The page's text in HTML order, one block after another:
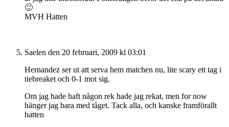
🙂
MVH Hatten
Saelen den 20 februari, 2009 kl 03:01
Hernandez ser ut att serva hem matchen nu, lite scary ett tag i
tiebreaket och 0-1 mot sig.
Om jag hade haft någon rek hade jag rekat, men for now
hänger jag bara med tåget. Tack alla, och kanske framförallt
hatten